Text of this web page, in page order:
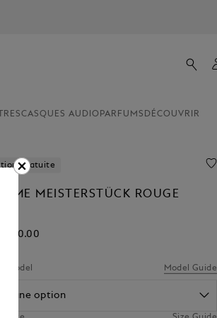
CASQUES AUDIO PARFUMS DÉCOUVRIR
Gratuite
MEISTERSTÜCK ROUGE
€ 850.00
Model Model Guide
une option